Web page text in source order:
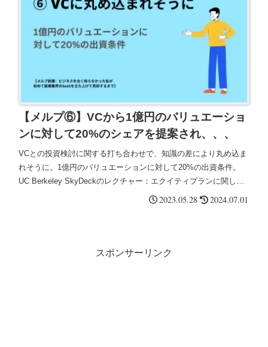
【メルプ⑥】VCから1億円のバリュエーショ
ンに対して20%のシェアを提案され、、、
VCとの投資検討に関する打ち合わせで、知識の差により丸め込ま
れそうに。1億円のバリュエーションに対して20%の出資条件。
UC Berkeley SkyDeckのレクチャー：エクイティプランに関し
て。アドバイザーの数と株式割合。知識＜＜＜事業への時間的コ
2023.05.28 2024.07.01
スポンサーリンク